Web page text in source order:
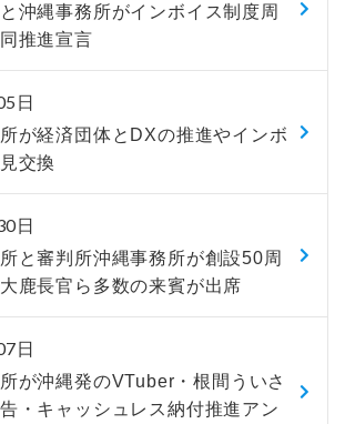
沖縄事務所がインボイス制度周
推進宣言
日
が経済団体とDXの推進やインボ
交換
日
と審判所沖縄事務所が創設50周
鹿長官ら多数の来賓が出席
日
が沖縄発のVTuber・根間ういさ
・キャッシュレス納付推進アン